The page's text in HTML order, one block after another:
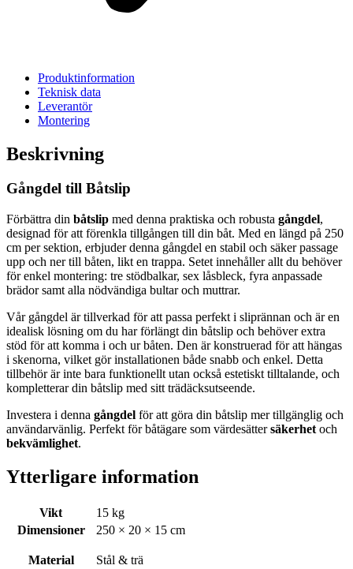
Produktinformation
Teknisk data
Leverantör
Montering
Beskrivning
Gångdel till Båtslip
Förbättra din båtslip med denna praktiska och robusta gångdel,
designad för att förenkla tillgången till din båt. Med en längd på 250
cm per sektion, erbjuder denna gångdel en stabil och säker passage
upp och ner till båten, likt en trappa. Setet innehåller allt du behöver
för enkel montering: tre stödbalkar, sex låsbleck, fyra anpassade
brädor samt alla nödvändiga bultar och muttrar.
Vår gångdel är tillverkad för att passa perfekt i sliprännan och är en
idealisk lösning om du har förlängt din båtslip och behöver extra
stöd för att komma i och ur båten. Den är konstruerad för att hängas
i skenorna, vilket gör installationen både snabb och enkel. Detta
tillbehör är inte bara funktionellt utan också estetiskt tilltalande, och
kompletterar din båtslip med sitt trädäcksutseende.
Investera i denna gångdel för att göra din båtslip mer tillgänglig och
användarvänlig. Perfekt för båtägare som värdesättersäkerhet och
bekvämlighet.
Ytterligare information
Vikt
15 kg
Dimensioner
250 × 20 × 15 cm
Material Stål & trä